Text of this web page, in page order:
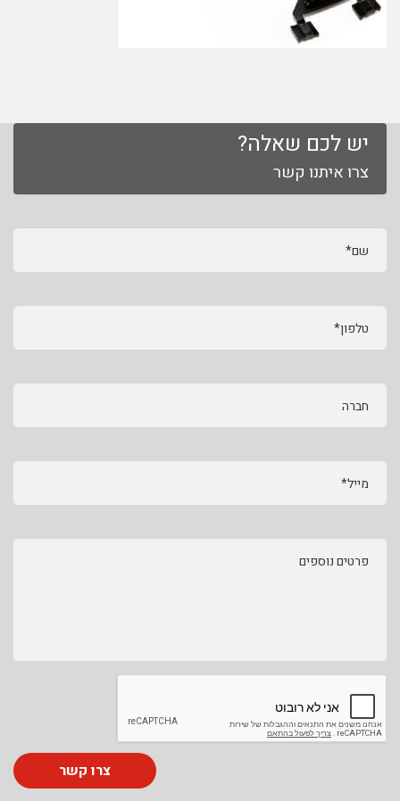
יש לכם שאלה?
צרו איתנו קשר
שם*
טלפון*
חברה
מייל*
פרטים נוספים
צרו קשר